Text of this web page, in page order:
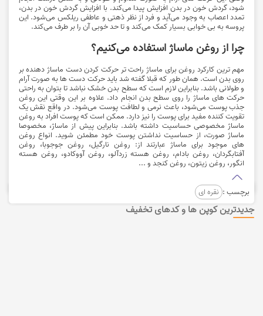
شود، گردش خون در بدن افزایش پیدا می‌کند. با افزایش گردش خون در بدن،
تمدد اعصاب به وجود می‌آید و فرد از نظر ذهتی و عاطفی ریلکس می‌شود. این
پروسه به بی خوابی بسیار کمک می‌کند و تا حد خوبی آن را بر طرف می‌کند.
چرا از روغن ماساژ استفاده می‌کنیم؟
مهم ترین کارکرد روغن برای ماساژ راحت تر حرکت کردن دست ماساژ دهنده بر
روی بدن است. همان طور که قبلا گفته شد باید حرکت دست ها به صورت آرام
و طولانی باشد. بنابراین لازم است که سطح بدن خشک نباشد تا بتوان به راحتی
حرکت های ماساژ را روی سطح بدن انجام داد. علاوه بر این وقتی این روغن
جذب پوست می‌شود، باعث نرمی و لطافت پوست می‌شود. در واقع نقش یک
تقویت کننده مفید برای پوست را نیز دارد. ممکن است که پوست افراد به روغن
ماساژ مخصوصی حساسیت داشته باشد. بنابراین پیش از ماساژ، مخصوصا
ماساژ صورت، از حساسیت نداشتن پوست خود مطمئن شوید. انواع روغن
های موجود برای ماساژ عبارتند از: روغن نارگیل، روغن جوجوبا، روغن
آفتابگردان، روغن بادام، روغن هسته زردآلو، روغن آووکادو، روغن هسته
انگور، روغن زیتون، روغن کنجد و ...
برچسب : نقره ای
جدیدترین کوپن ها و کدهای تخفیف